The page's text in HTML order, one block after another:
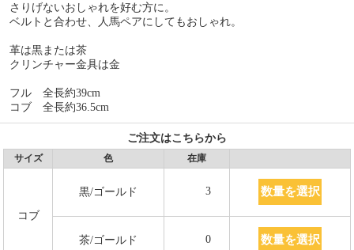
さりげないおしゃれを好む方に。
ベルトと合わせ、人馬ペアにしてもおしゃれ。
革は黒または茶
クリンチャー金具は金
フル 全長約39cm
コブ 全長約36.5cm
ご注文はこちらから
サイズ 色 在庫
コブ
黒/ゴールド 3 数量を選択
茶/ゴールド 0 数量を選択